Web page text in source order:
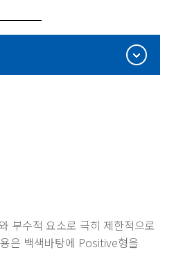
부수적 요소로 극히 제한적으로
은 백색바탕에 Positive형을